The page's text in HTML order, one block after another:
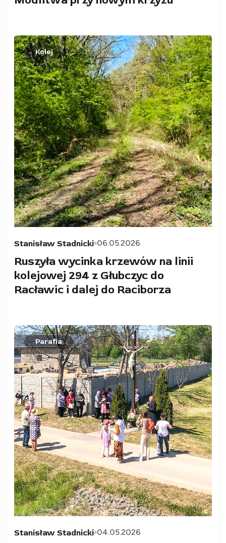
Kolej
Stanisław Stadnicki 06.05.2026
Ruszyła wycinka krzewów na linii
kolejowej 294 z Głubczyc do
Racławic i dalej do Raciborza
Parafia
Stanisław Stadnicki 04.05.2026